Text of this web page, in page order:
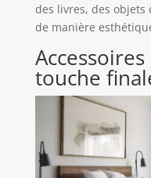
des livres, des objets
de manière
touche